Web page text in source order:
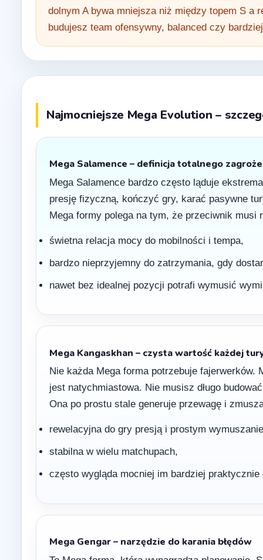
dolnym A bywa mniejsza niż między topem S a
budujesz team ofensywny, balanced czy
Najmocniejsze Mega Evolution –
Mega Salamence – definicja totalnego
Mega Salamence bardzo często ląduje
presję fizyczną, kończyć gry, karać pasywne
Mega formy polega na tym, że przeciwnik
świetna relacja mocy do mobilności i tempa,
bardzo nieprzyjemny do zatrzymania, gdy
nawet bez idealnej pozycji potrafi wymusić
Mega Kangaskhan – czysta wartość każdej
Nie każda Mega forma potrzebuje
jest natychmiastowa. Nie musisz długo
Ona po prostu stale generuje przewagę i
rewelacyjna do gry presją i prostym
stabilna w wielu matchupach,
często wygląda mocniej im bardziej praktycznie
Mega Gengar – narzędzie do karania błędów